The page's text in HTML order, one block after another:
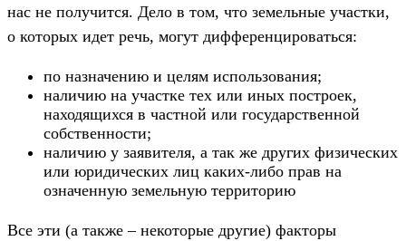
нас не получится. Дело в том, что земельные участки,
о которых идет речь, могут дифференцироваться:
по назначению и целям использования;
наличию на участке тех или иных построек,
находящихся в частной или государственной
собственности;
наличию у заявителя, а так же других физических
или юридических лиц каких-либо прав на
означенную земельную территорию
Все эти (а также – некоторые другие) факторы